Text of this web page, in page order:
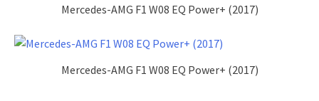
Mercedes-AMG F1 W08 EQ Power+ (2017)
Mercedes-AMG F1 W08 EQ Power+ (2017)